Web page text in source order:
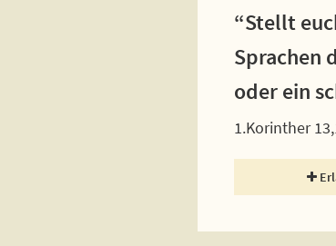
“Stellt
Sprachen
oder ein
1.Korinther